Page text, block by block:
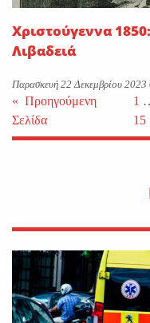
Χριστούγεννα
Λιβαδειά
Παρασκευή 22 Δεκεμβρίου
« Προηγούμενη
Σελίδα
1
15